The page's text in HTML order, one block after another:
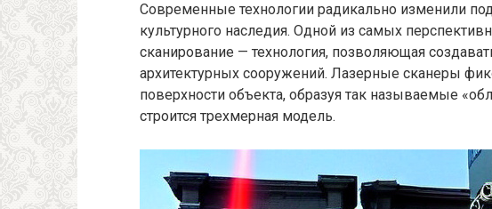
Современные технологии радикально изменили
культурного наследия. Одной из самых
сканирование — технология, позволяющая
архитектурных сооружений. Лазерные сканеры
поверхности объекта, образуя так называемые
строится трехмерная модель.